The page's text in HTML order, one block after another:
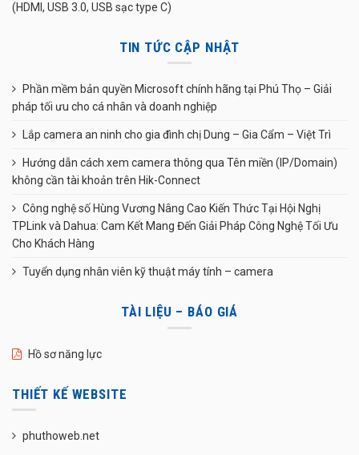
(HDMI, USB 3.0, USB sạc type C)
TIN TỨC CẬP NHẬT
Phần mềm bản quyền Microsoft chính hãng tại Phú Thọ – Giải
pháp tối ưu cho cá nhân và doanh nghiệp
Lắp camera an ninh cho gia đình chị Dung – Gia Cẩm – Việt Trì
Hướng dẫn cách xem camera thông qua Tên miền (IP/Domain)
không cần tài khoản trên Hik-Connect
Công nghệ số Hùng Vương Nâng Cao Kiến Thức Tại Hội Nghị
TPLink và Dahua: Cam Kết Mang Đến Giải Pháp Công Nghệ Tối Ưu
Cho Khách Hàng
Tuyển dụng nhân viên kỹ thuật máy tính – camera
TÀI LIỆU – BÁO GIÁ
Hồ sơ năng lực
THIẾT KẾ WEBSITE
phuthoweb.net